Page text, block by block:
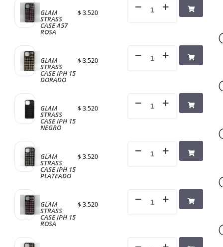
GLAM
STRASS
CASE A57
ROSA
$ 3.520
GLAM
STRASS
CASE IPH 15
DORADO
$ 3.520
GLAM
STRASS
CASE IPH 15
NEGRO
$ 3.520
GLAM
STRASS
CASE IPH 15
PLATEADO
$ 3.520
GLAM
STRASS
CASE IPH 15
ROSA
$ 3.520